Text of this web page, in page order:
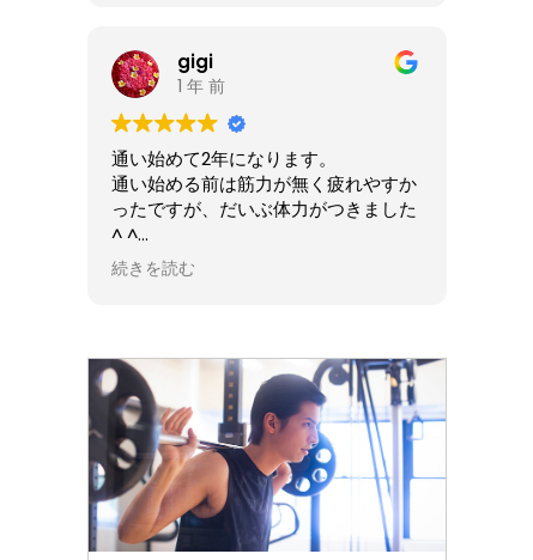
gigi
1 年 前
通い始めて2年になります。
通い始める前は筋力が無く疲れやすか
ったですが、だいぶ体力がつきました
^ ^
これからも続けたいと思います！
続きを読む